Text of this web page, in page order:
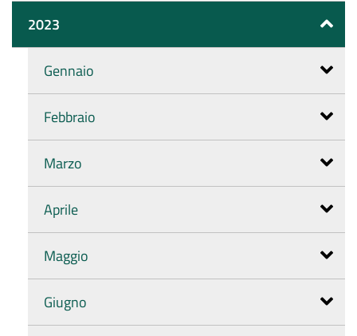
2023
Gennaio
Febbraio
Marzo
Aprile
Maggio
Giugno